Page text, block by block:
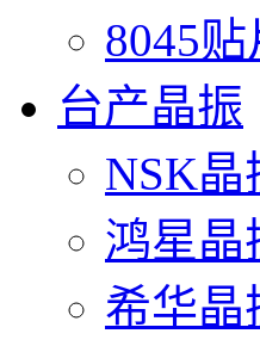
8045
台产晶振
NSK晶
鸿星晶
希华晶